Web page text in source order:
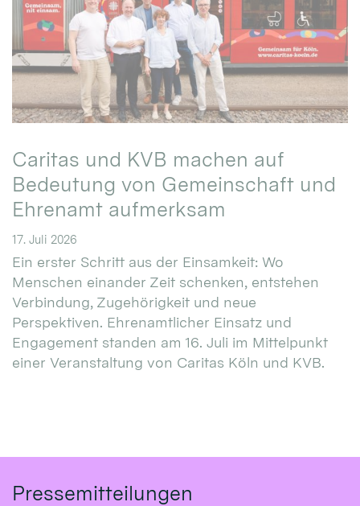
Caritas und KVB machen auf
Bedeutung von Gemeinschaft und
Ehrenamt aufmerksam
17. Juli 2026
Ein erster Schritt aus der Einsamkeit: Wo
Menschen einander Zeit schenken, entstehen
Verbindung, Zugehörigkeit und neue
Perspektiven. Ehrenamtlicher Einsatz und
Engagement standen am 16. Juli im Mittelpunkt
einer Veranstaltung von Caritas Köln und KVB.
Pressemitteilungen